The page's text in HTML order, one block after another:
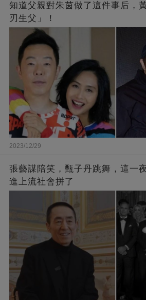
知道父親對朱茵做了這件事后，
刃生父」！
2023/12/29
張藝謀陪笑，甄子丹跳舞，這一
進上流社會拼了